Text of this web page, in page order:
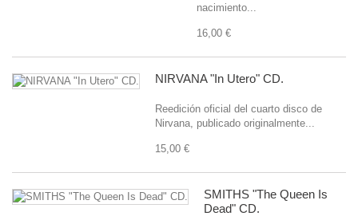
nacimiento...
16,00 €
NIRVANA "In Utero" CD.
Reedición oficial del cuarto disco de
Nirvana, publicado originalmente...
15,00 €
SMITHS "The Queen Is
Dead" CD.